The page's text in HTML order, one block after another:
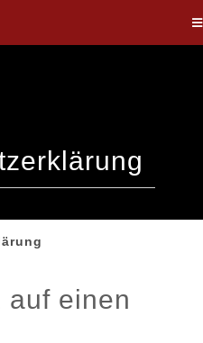
auf einen